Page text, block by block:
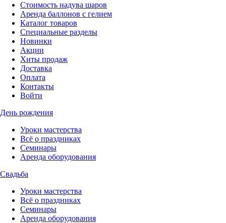
Стоимость надува шаров
Аренда баллонов с гелием
Каталог товаров
Специальные разделы
Новинки
Акции
Хиты продаж
Доставка
Оплата
Контакты
Войти
День рождения
Уроки мастерства
Всё о праздниках
Семинары
Аренда оборудования
Свадьба
Уроки мастерства
Всё о праздниках
Семинары
Аренда оборудования